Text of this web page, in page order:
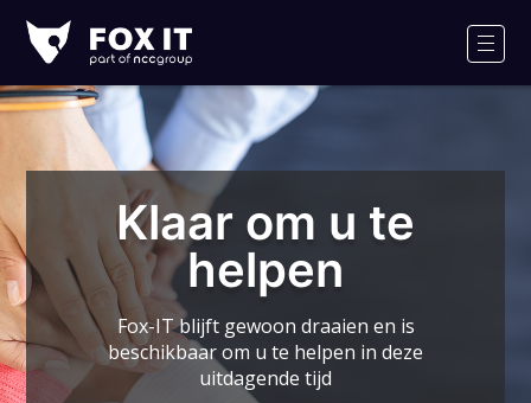
IT
Klaar om u te
helpen
Fox-IT blijft gewoon draaien en is
beschikbaar om u te helpen in deze
uitdagende tijd